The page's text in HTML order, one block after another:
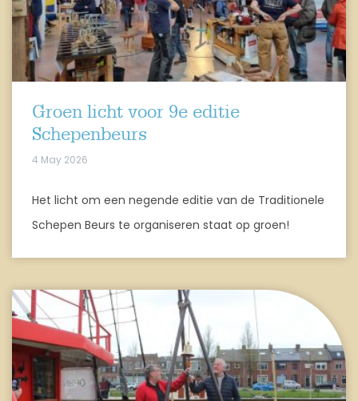
Groen licht voor 9e editie
Schepenbeurs
4 May 2026
Het licht om een negende editie van de Traditionele
Schepen Beurs te organiseren staat op groen!